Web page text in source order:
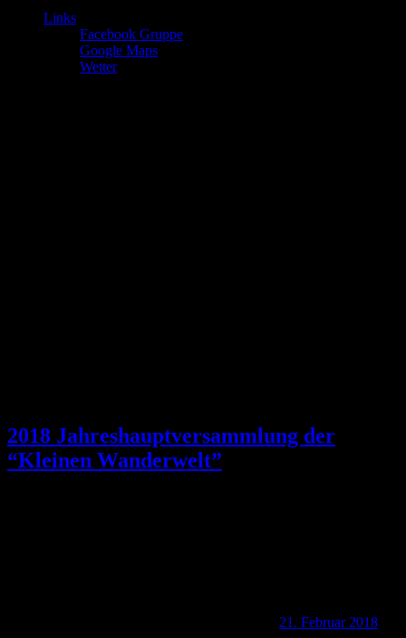
Links
Facebook Gruppe
Google Maps
Wetter
2018 Jahreshauptversammlung der
“Kleinen Wanderwelt”
21. Februar 2018